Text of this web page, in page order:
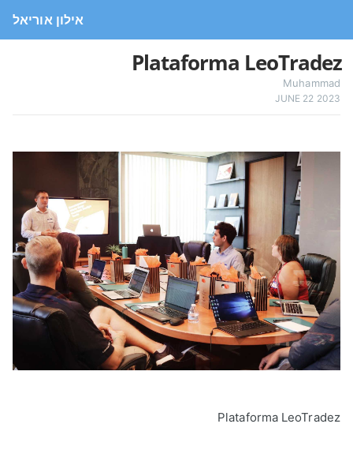
אילון אוריאל
Plataforma LeoTradez
Muhammad
JUNE 22 2023
Plataforma LeoTradez